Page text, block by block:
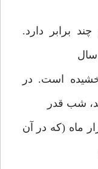
برابر دارد.
سال
است. در
شب قدر
ماه (که در آن